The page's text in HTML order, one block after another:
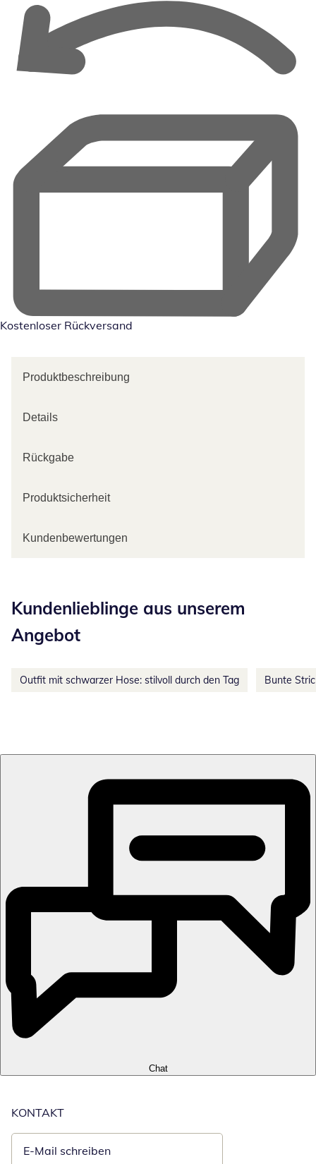
Kostenloser Rückversand
Produktbeschreibung
Details
Rückgabe
Produktsicherheit
Kundenbewertungen
Kundenlieblinge aus unserem
Angebot
Outfit mit schwarzer Hose: stilvoll durch den Tag Bunte
Chat
KONTAKT
E-Mail schreiben
Öffnet E-Mail-Client